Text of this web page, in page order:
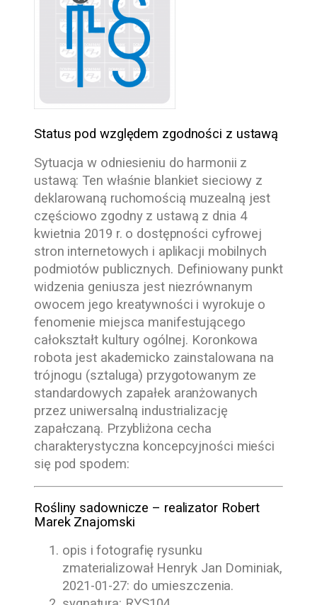
Status pod względem zgodności z ustawą
Sytuacja w odniesieniu do harmonii z
ustawą: Ten właśnie blankiet sieciowy z
deklarowaną ruchomością muzealną jest
częściowo zgodny z ustawą z dnia 4
kwietnia 2019 r. o dostępności cyfrowej
stron internetowych i aplikacji mobilnych
podmiotów publicznych. Definiowany punkt
widzenia geniusza jest niezrównanym
owocem jego kreatywności i wyrokuje o
fenomenie miejsca manifestującego
całokształt kultury ogólnej. Koronkowa
robota jest akademicko zainstalowana na
trójnogu (sztaluga) przygotowanym ze
standardowych zapałek aranżowanych
przez uniwersalną industrializację
zapałczaną. Przybliżona cecha
charakterystyczna koncepcyjności mieści
się pod spodem:
Rośliny sadownicze – realizator Robert
Marek Znajomski
opis i fotografię rysunku
zmaterializował Henryk Jan Dominiak,
2021-01-27: do umieszczenia.